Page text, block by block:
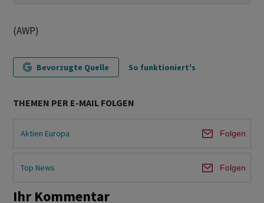
(AWP)
Bevorzugte Quelle So funktioniert's
THEMEN PER E-MAIL FOLGEN
Aktien Europa Folgen
Top News Folgen
Ihr Kommentar